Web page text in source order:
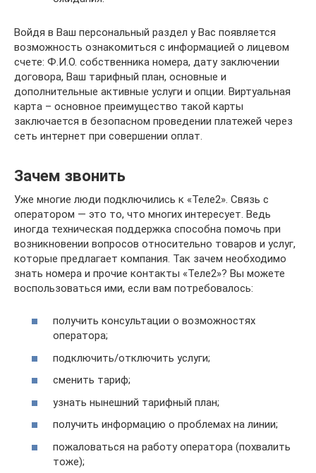
Войдя в Ваш персональный раздел у Вас появляется
возможность ознакомиться с информацией о лицевом
счете: Ф.И.О. собственника номера, дату заключении
договора, Ваш тарифный план, основные и
дополнительные активные услуги и опции. Виртуальная
карта – основное преимущество такой карты
заключается в безопасном проведении платежей через
сеть интернет при совершении оплат.
Зачем звонить
Уже многие люди подключились к «Теле2». Связь с
оператором — это то, что многих интересует. Ведь
иногда техническая поддержка способна помочь при
возникновении вопросов относительно товаров и услуг,
которые предлагает компания. Так зачем необходимо
знать номера и прочие контакты «Теле2»? Вы можете
воспользоваться ими, если вам потребовалось:
получить консультации о возможностях
оператора;
подключить/отключить услуги;
сменить тариф;
узнать нынешний тарифный план;
получить информацию о проблемах на линии;
пожаловаться на работу оператора (похвалить
тоже);